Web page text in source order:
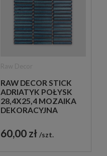
RAW DECOR STICK
ADRIATYK POŁYSK
28,4X25,4 MOZAIKA
DEKORACYJNA
60,00 zł szt.